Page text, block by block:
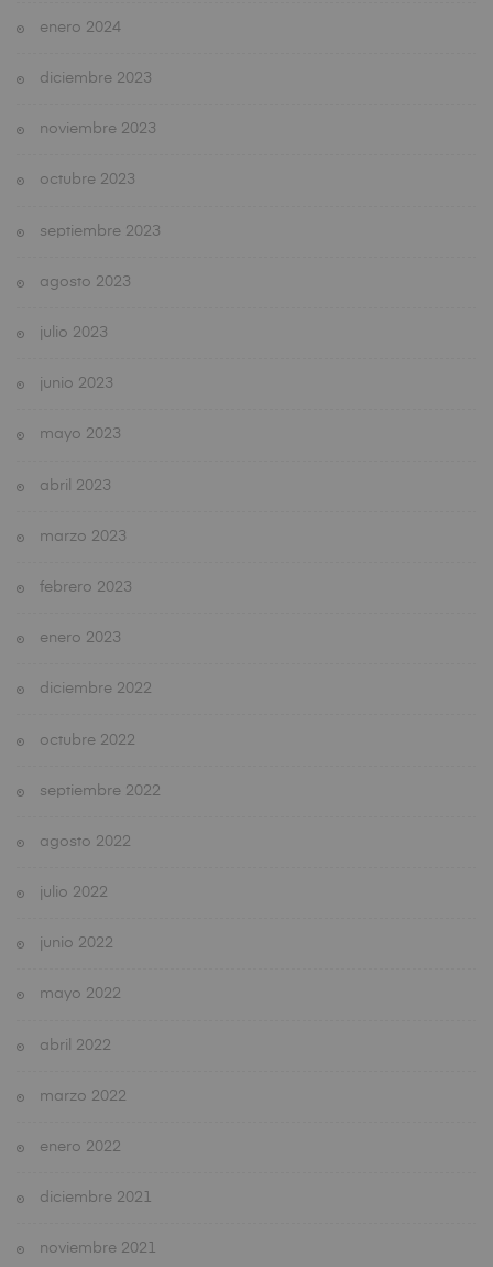
enero 2024
diciembre 2023
noviembre 2023
octubre 2023
septiembre 2023
agosto 2023
julio 2023
junio 2023
mayo 2023
abril 2023
marzo 2023
febrero 2023
enero 2023
diciembre 2022
octubre 2022
septiembre 2022
agosto 2022
julio 2022
junio 2022
mayo 2022
abril 2022
marzo 2022
enero 2022
diciembre 2021
noviembre 2021